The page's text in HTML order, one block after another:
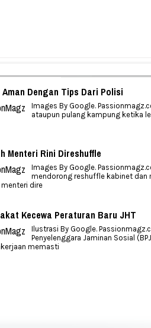
Aman Dengan Tips Dari Polisi
Images By Google.
ataupun pulang kampung ketika
Menteri Rini Direshuffle
Images By Google.
mendorong reshuffle kabinet dan
dire
Kecewa Peraturan Baru JHT
Ilustrasi By Google.
Penyelenggara Jaminan Sosial
memasti